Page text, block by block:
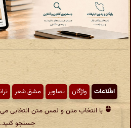
اطّلاعات واژگان تصاویر مشق شعر
با انتخاب متن و لمس متن انتخابی
جستجو کنید.